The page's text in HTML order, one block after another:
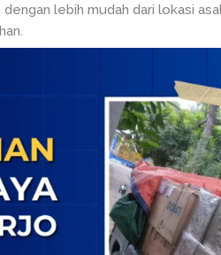
lebih mudah dari lokasi